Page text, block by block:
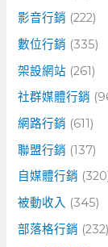
影音行銷 (222)
數位行銷 (335)
架設網站 (261)
社群媒體行銷
網路行銷 (611)
聯盟行銷 (137)
自媒體行銷
被動收入 (345)
部落格行銷 (232)